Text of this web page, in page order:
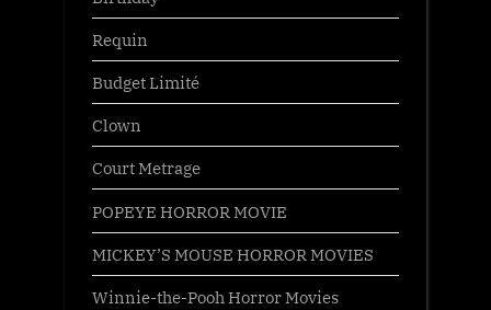
Requin
Budget Limité
Clown
Court Metrage
POPEYE HORROR MOVIE
MICKEY’S MOUSE HORROR MOVIES
Winnie-the-Pooh Horror Movies